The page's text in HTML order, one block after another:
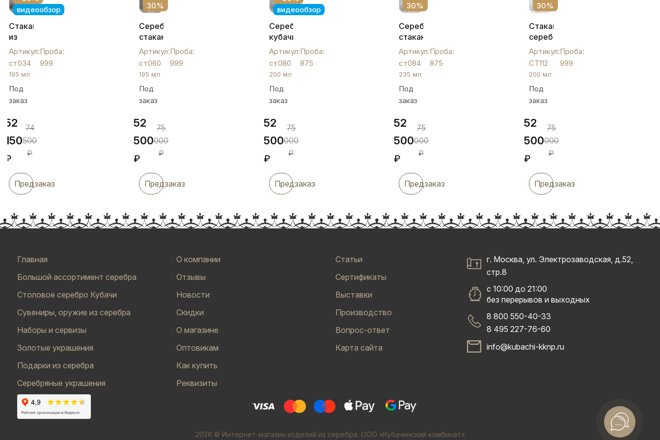
видеообзор
Стакан
из
серебра
999
пробы
с
гравировкой
«999»,
мл,
ст034
Артикул:
ст034
Проба:
999
195 мл
Под
заказ
52
150
₽
74
500
₽
Предзаказ
30%
Серебряный
стакан
«999
пробы»,
ст060
Артикул:
ст060
Проба:
999
195 мл
Под
заказ
52
500
₽
75
000
₽
Предзаказ
видеообзор
Серебряный
кубачинский
стакан
«Эксклюзив»,
200
мл,
ст080
Артикул:
ст080
Проба:
875
200 мл
Под
заказ
52
500
₽
75
000
₽
Предзаказ
30%
Серебряный
стакан
"Краса",
ст084
Артикул:
ст084
Проба:
875
235 мл
Под
заказ
52
500
₽
75
000
₽
Предзаказ
30%
Стакан
серебряный
(Ag
999),
СТ112
Артикул:
СТ112
Проба:
999
200 мл
Под
заказ
52
500
₽
75
000
₽
Предзаказ
Главная
Большой ассортимент серебра
Столовое серебро Кубачи
Сувениры, оружие из серебра
Наборы и сервизы
Золотые украшения
Подарки из серебра
Серебряные украшения
О компании
Отзывы
Новости
Скидки
О магазине
Оптовикам
Как купить
Реквизиты
Статьи
Сертификаты
Выставки
Производство
Вопрос-ответ
Карта сайта
г. Москва, ул. Электрозаводская, д.52,
стр.8
с 10:00 до 21:00
без перерывов и выходных
8 800 550-40-33
8 495 227-76-60
info@kubachi-kknp.ru
2026 © Интернет-магазин изделий из серебра. ООО «Кубачинский комбинат»